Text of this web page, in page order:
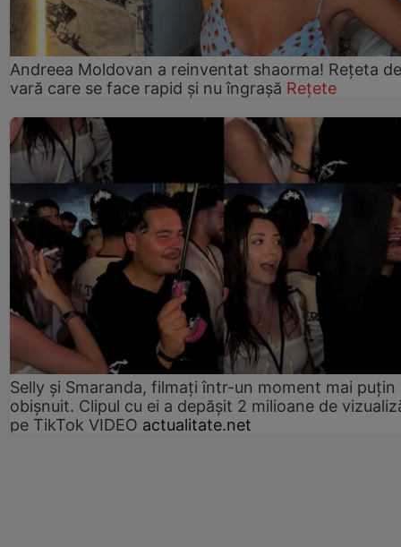
Andreea Moldovan a reinventat shaorma! Rețeta de
vară care se face rapid și nu îngrașă Rețete
Selly și Smaranda, filmați într-un moment mai puțin
obișnuit. Clipul cu ei a depășit 2 milioane de
pe TikTok VIDEO actualitate.net